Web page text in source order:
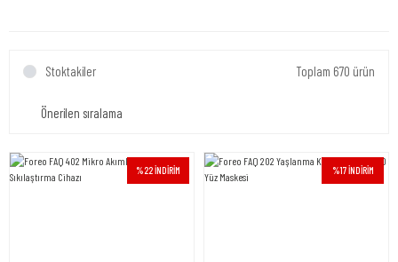
Stoktakiler Toplam 670 ürün
%22 İNDİRİM %17 İNDİRİM